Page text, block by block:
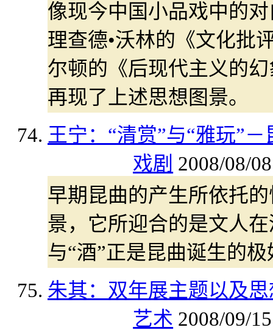
像现今中国小品戏中的
理查德•沃林的《文化批
尔顿的《后现代主义的
再现了上述思想图景。
王宁：“清赏”与“雅玩”
戏剧 2008/08/
早期昆曲的产生所依托
景，它所迎合的是文人
与“酒”正是昆曲诞生的
朱其：双年展主题以及
艺术 2008/09/